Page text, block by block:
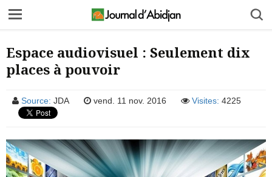
Espace audiovisuel : Seulement dix
places à pouvoir
Source: JDA vend. 11 nov. 2016 Visites: 4225